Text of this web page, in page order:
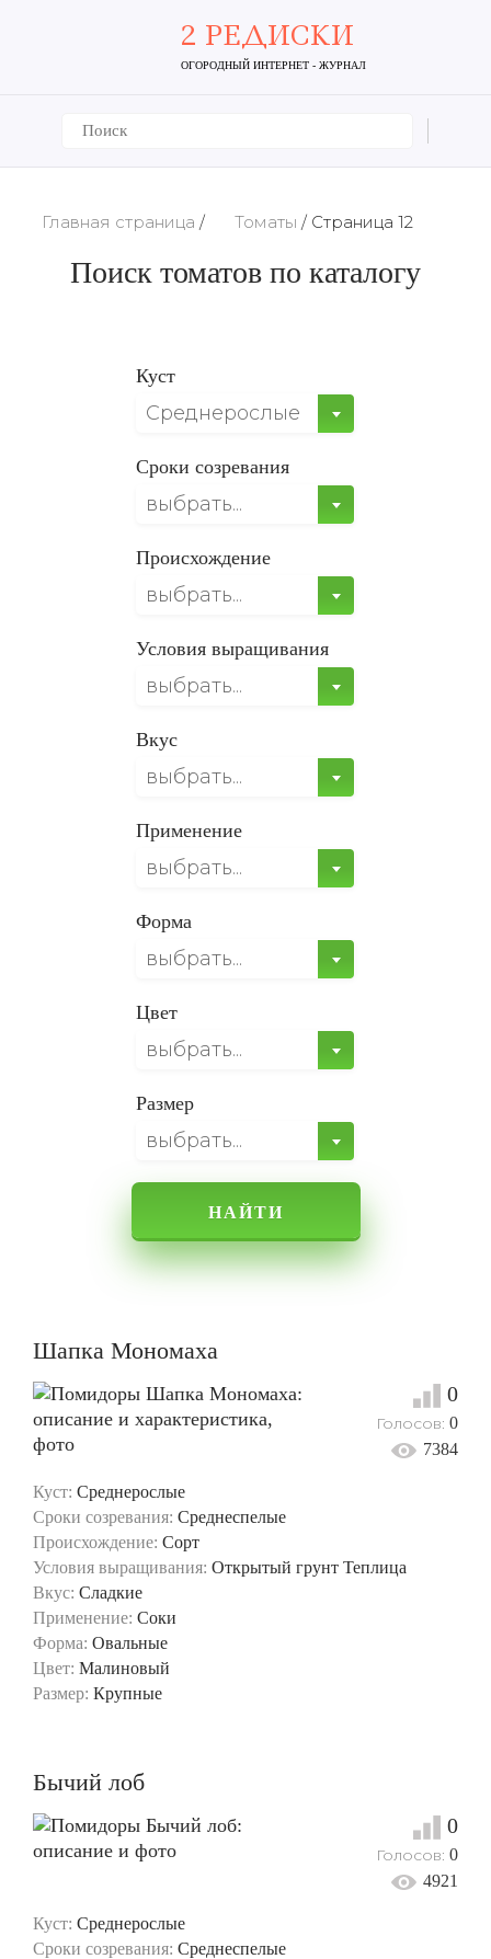
2 РЕДИСКИ
ОГОРОДНЫЙ ИНТЕРНЕТ - ЖУРНАЛ
Главная страница / Томаты / Страница 12
Поиск томатов по каталогу
Куст
Среднерослые
Сроки созревания
выбрать...
Происхождение
выбрать...
Условия выращивания
выбрать...
Вкус
выбрать...
Применение
выбрать...
Форма
выбрать...
Цвет
выбрать...
Размер
выбрать...
НАЙТИ
Шапка Мономаха
Куст: Среднерослые
Сроки созревания: Среднеспелые
Происхождение: Сорт
Условия выращивания: Открытый грунт Теплица
Вкус: Сладкие
Применение: Соки
Форма: Овальные
Цвет: Малиновый
Размер: Крупные
0
Голосов: 0
7384
Бычий лоб
Куст: Среднерослые
Сроки созревания: Среднеспелые
0
Голосов: 0
4921